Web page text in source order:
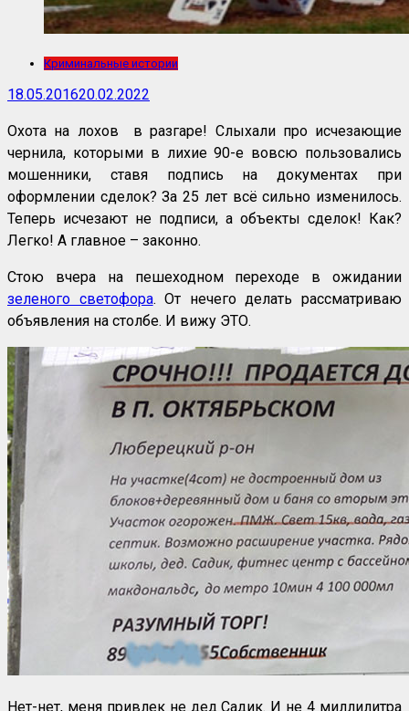
Криминальные истории
18.05.201620.02.2022
Охота на лохов в разгаре! Слыхали про исчезающие
чернила, которыми в лихие 90-е вовсю пользовались
мошенники, ставя подпись на документах при
оформлении сделок? За 25 лет всё сильно изменилось.
Теперь исчезают не подписи, а объекты сделок! Как?
Легко! А главное – законно.
Стою вчера на пешеходном переходе в ожидании
зеленого светофора. От нечего делать рассматриваю
объявления на столбе. И вижу ЭТО.
Нет-нет, меня привлек не дед Садик. И не 4 миллилитра